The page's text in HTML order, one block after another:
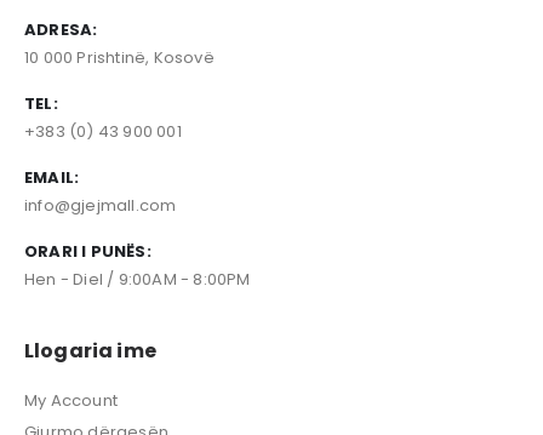
ADRESA:
10 000 Prishtinë, Kosovë
TEL:
+383 (0) 43 900 001
EMAIL:
info@gjejmall.com
ORARI I PUNËS:
Hen - Diel / 9:00AM - 8:00PM
Llogaria ime
My Account